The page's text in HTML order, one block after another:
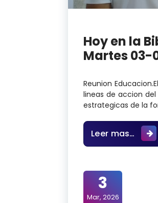
Hoy en la
Martes 03-
Reunion
lineas de accion
estrategicas de la
Leer mas…
3
Mar, 2026